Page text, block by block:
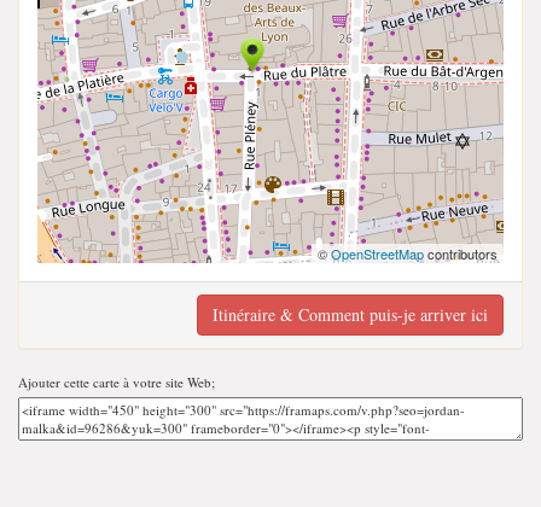
©OpenStreetMapcontributors
Itinéraire & Comment puis-je arriver ici
Ajouter cette carte à votre site Web;